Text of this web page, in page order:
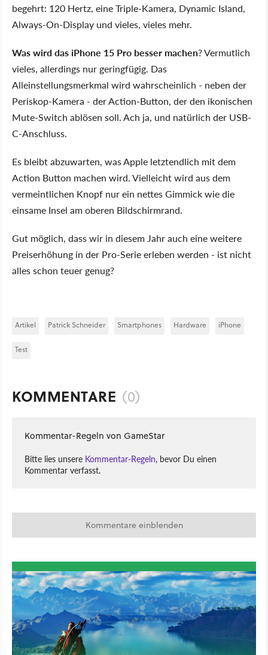
begehrt: 120 Hertz, eine Triple-Kamera, Dynamic Island,
Always-On-Display und vieles, vieles mehr.
Was wird das iPhone 15 Pro besser machen? Vermutlich
vieles, allerdings nur geringfügig. Das
Alleinstellungsmerkmal wird wahrscheinlich - neben der
Periskop-Kamera - der Action-Button, der den ikonischen
Mute-Switch ablösen soll. Ach ja, und natürlich der USB-
C-Anschluss.
Es bleibt abzuwarten, was Apple letztendlich mit dem
Action Button machen wird. Vielleicht wird aus dem
vermeintlichen Knopf nur ein nettes Gimmick wie die
einsame Insel am oberen Bildschirmrand.
Gut möglich, dass wir in diesem Jahr auch eine weitere
Preiserhöhung in der Pro-Serie erleben werden - ist nicht
alles schon teuer genug?
Artikel Patrick Schneider Smartphones Hardware iPhone
Test
KOMMENTARE (0)
Kommentar-Regeln von GameStar
Bitte lies unsere Kommentar-Regeln, bevor Du einen
Kommentar verfasst.
Kommentare einblenden